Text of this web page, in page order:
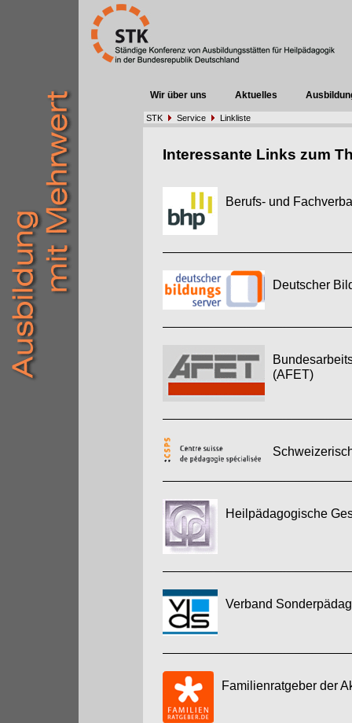
Wir über uns Aktuelles
STK Service Linkliste
Interessante Links zum
Berufs- und
Deutscher
(AFET)
Heilpädagogische
Verband
Familienratgeber der